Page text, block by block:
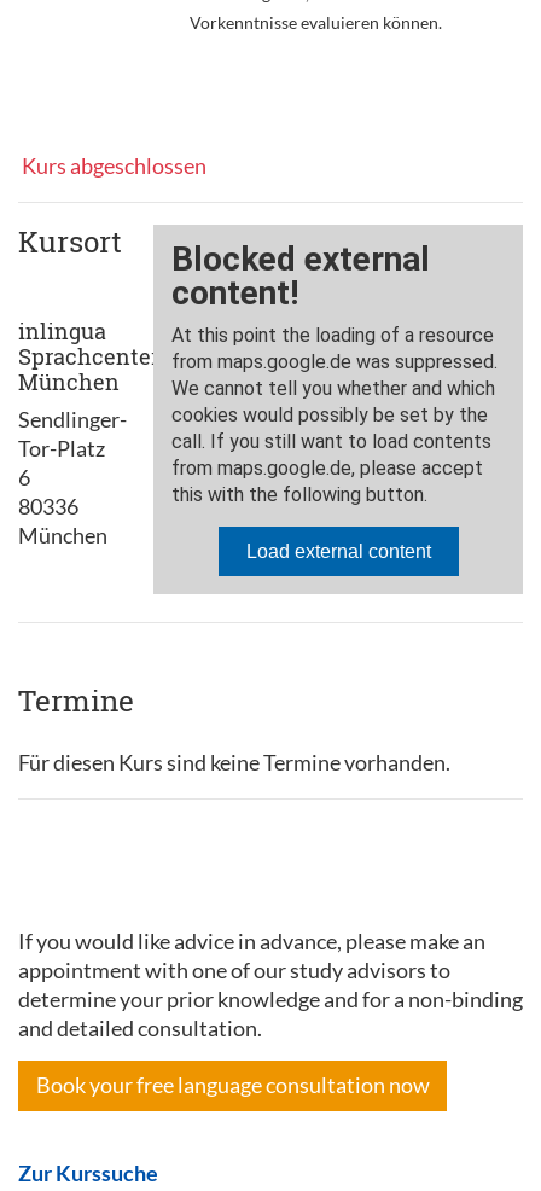
Vorkenntnisse evaluieren können.
Kurs abgeschlossen
Kursort
inlingua
Sprachcenter
München
Sendlinger-
Tor-Platz
6
80336
München
Termine
Für diesen Kurs sind keine Termine vorhanden.
If you would like advice in advance, please make an
appointment with one of our study advisors to
determine your prior knowledge and for a non-binding
and detailed consultation.
Book your free language consultation now
Zur Kurssuche